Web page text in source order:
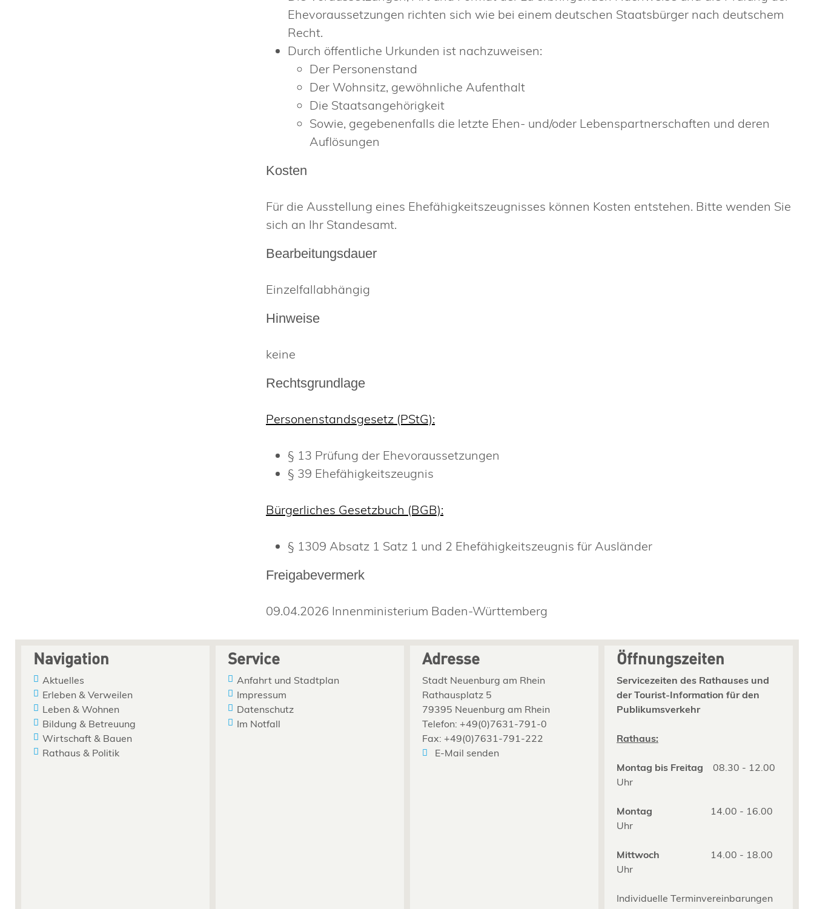
Ehevoraussetzungen richten sich wie bei einem deutschen Staatsbürger nach deutschem
Recht.
Durch öffentliche Urkunden ist nachzuweisen:
Der Personenstand
Der Wohnsitz, gewöhnliche Aufenthalt
Die Staatsangehörigkeit
Sowie, gegebenenfalls die letzte Ehen- und/oder Lebenspartnerschaften und deren
Auflösungen
Kosten
Für die Ausstellung eines Ehefähigkeitszeugnisses können Kosten entstehen. Bitte wenden Sie
sich an Ihr Standesamt.
Bearbeitungsdauer
Einzelfallabhängig
Hinweise
keine
Rechtsgrundlage
Personenstandsgesetz (PStG):
§ 13 Prüfung der Ehevoraussetzungen
§ 39 Ehefähigkeitszeugnis
Bürgerliches Gesetzbuch (BGB):
§ 1309 Absatz 1 Satz 1 und 2 Ehefähigkeitszeugnis für Ausländer
Freigabevermerk
09.04.2026 Innenministerium Baden-Württemberg
Navigation
Aktuelles
Erleben & Verweilen
Leben & Wohnen
Bildung & Betreuung
Wirtschaft & Bauen
Rathaus & Politik
Service
Anfahrt und Stadtplan
Impressum
Datenschutz
Im Notfall
Adresse
Stadt Neuenburg am Rhein
Rathausplatz 5
79395 Neuenburg am Rhein
Telefon: +49(0)7631-791-0
Fax: +49(0)7631-791-222
E-Mail senden
Öffnungszeiten
Servicezeiten des Rathauses und
der Tourist-Information für den
Publikumsverkehr
Rathaus:
Montag bis Freitag 08.30 - 12.00
Uhr
Montag
14.00 - 16.00
Uhr
Mittwoch
14.00 - 18.00
Uhr
Individuelle Terminvereinbarungen